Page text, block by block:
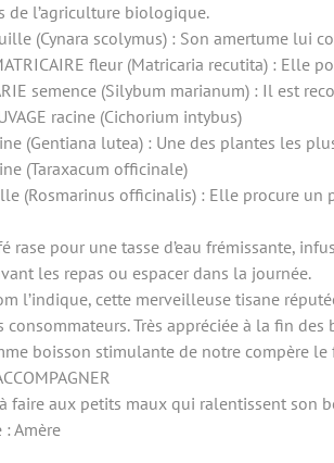
de l’agriculture biologique.
(Cynara scolymus) : Son amertume
fleur (Matricaria recutita) :
semence (Silybum marianum) : Il est
racine (Cichorium intybus)
(Gentiana lutea) : Une des plantes les
(Taraxacum officinale)
(Rosmarinus officinalis) : Elle procure
rase pour une tasse d’eau frémissante,
les repas ou espacer dans la journée.
l’indique, cette merveilleuse tisane
consommateurs. Très appréciée à la fin
boisson stimulante de notre compère le
faire aux petits maux qui ralentissent son
Amère